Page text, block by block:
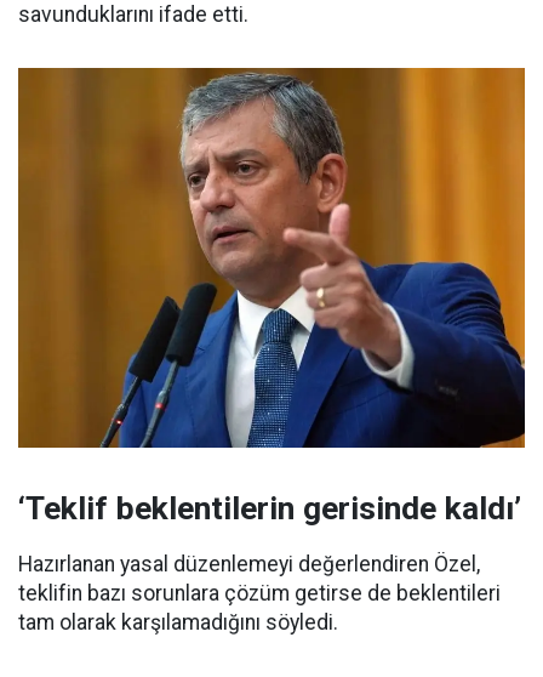
savunduklarını ifade etti.
‘Teklif beklentilerin gerisinde kaldı’
Hazırlanan yasal düzenlemeyi değerlendiren Özel,
teklifin bazı sorunlara çözüm getirse de beklentileri
tam olarak karşılamadığını söyledi.